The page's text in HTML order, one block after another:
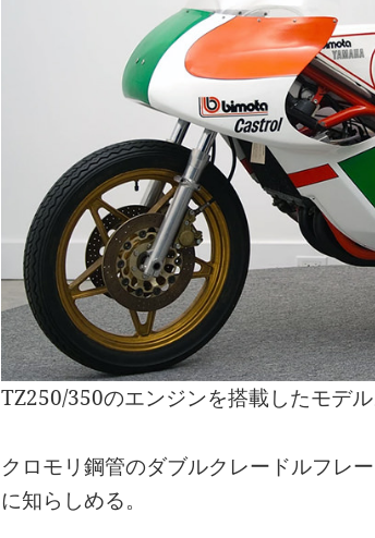
TZ250/350のエンジンを搭載したモデ
クロモリ鋼管のダブルクレードルフレ
に知らしめる。